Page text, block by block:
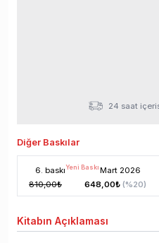
24 saat
Diğer Baskılar
6. baskıYeni Baskı Mart 2026
810,00₺ 648,00₺ (%20)
Kitabın Açıklaması